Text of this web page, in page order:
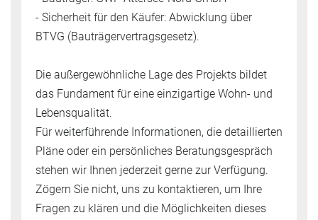
- Sicherheit für den Käufer: Abwicklung über
BTVG (Bauträgervertragsgesetz).
Die außergewöhnliche Lage des Projekts bildet
das Fundament für eine einzigartige Wohn- und
Lebensqualität.
Für weiterführende Informationen, die detaillierten
Pläne oder ein persönliches Beratungsgespräch
stehen wir Ihnen jederzeit gerne zur Verfügung.
Zögern Sie nicht, uns zu kontaktieren, um Ihre
Fragen zu klären und die Möglichkeiten dieses